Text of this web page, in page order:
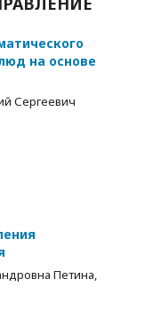
на основе
Сергеевич
Петина,